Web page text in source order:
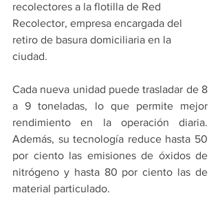
recolectores a la flotilla de Red
Recolector, empresa encargada del
retiro de basura domiciliaria en la
ciudad.
Cada nueva unidad puede trasladar de 8
a 9 toneladas, lo que permite mejor
rendimiento en la operación diaria.
Además, su tecnología reduce hasta 50
por ciento las emisiones de óxidos de
nitrógeno y hasta 80 por ciento las de
material particulado.